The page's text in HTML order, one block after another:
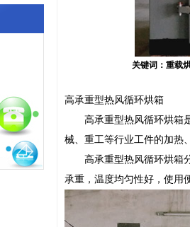
关键词：重载
高承重型热风循环烘箱
高承重型热风循环烘箱是
械、重工等行业工件的加热
高承重型热风循环烘箱分
承重，温度均匀性好，使用